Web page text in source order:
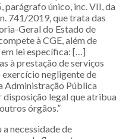
parágrafo único, inc. VII, da
741/2019, que trata das
Geral do Estado de
à CGE, além de
lei específica: […]
à prestação de serviços
negligente de
Administração Pública
disposição legal que atribua
órgãos.”
necessidade de